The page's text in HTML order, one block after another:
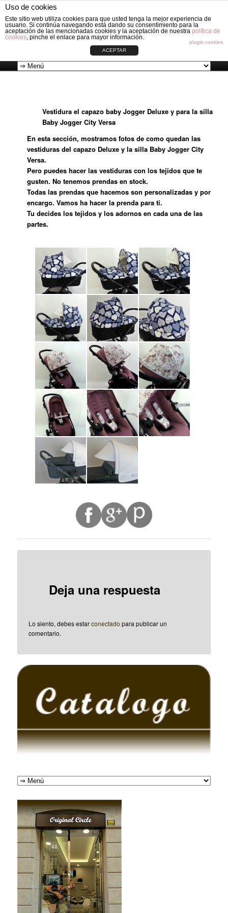
Uso de cookies
Este sitio web utiliza cookies para que usted tenga la mejor experiencia de
usuario. Si continúa navegando está dando su consentimiento para la
aceptación de las mencionadas cookies y la aceptación de nuestra política de
cookies, pinche el enlace para mayor información.
plugin cookies
ACEPTAR
VESTIDURAS ORIGINAL CIRCLE
Fabricación de vestiduras para carros de Bebé: Fundas, Sacos, Capotas,
Capazos, Sombrillas, Bolsos y Grupos cero.
Ir
contenido
principal
Vestidura el capazo baby Jogger Deluxe y para la silla
Baby Jogger City Versa
En esta sección, mostramos fotos de como quedan las
vestiduras del capazo Deluxe y la silla Baby Jogger City
Versa.
Pero puedes hacer las vestiduras con los tejidos que te
gusten. No tenemos prendas en stock.
Todas las prendas que hacemos son personalizadas y por
encargo. Vamos ha hacer la prenda para ti.
Tu decides los tejidos y los adornos en cada una de las
partes.
Deja una respuesta
Lo siento, debes estarconectado para publicar un
comentario.